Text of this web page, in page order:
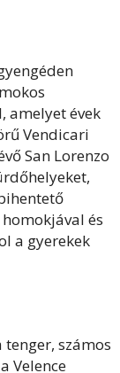
amelyet évek
Vendicari
San Lorenzo
és
a gyerekek
számos
Velence